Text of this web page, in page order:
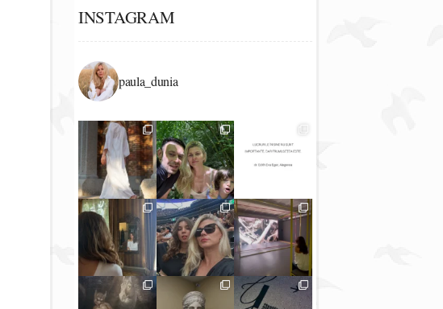
INSTAGRAM
paula_dunia